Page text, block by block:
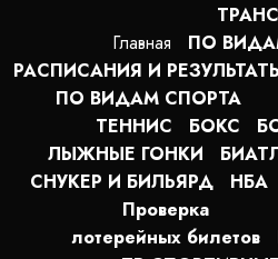
Главная
ПО
РАСПИСАНИЯ И
ПО ВИДАМ СПОРТА
ТЕННИС
БОКС
ЛЫЖНЫЕ ГОНКИ
СНУКЕР И БИЛЬЯРД
НБА
Проверка
лотерейных билетов